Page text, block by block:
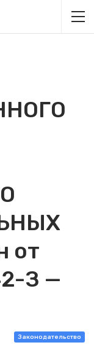
от
З —
Законодательство